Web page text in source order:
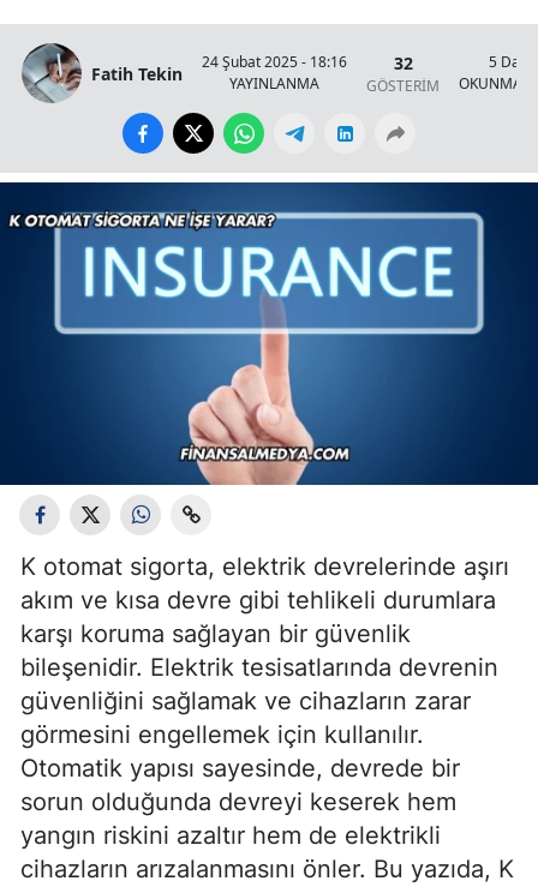
Fatih Tekin
24 Şubat 2025 - 18:16
YAYINLANMA
32
GÖSTERİM
5
OKUNMA
K otomat sigorta, elektrik devrelerinde aşırı
akım ve kısa devre gibi tehlikeli durumlara
karşı koruma sağlayan bir güvenlik
bileşenidir. Elektrik tesisatlarında devrenin
güvenliğini sağlamak ve cihazların zarar
görmesini engellemek için kullanılır.
Otomatik yapısı sayesinde, devrede bir
sorun olduğunda devreyi keserek hem
yangın riskini azaltır hem de elektrikli
cihazların arızalanmasını önler. Bu yazıda, K